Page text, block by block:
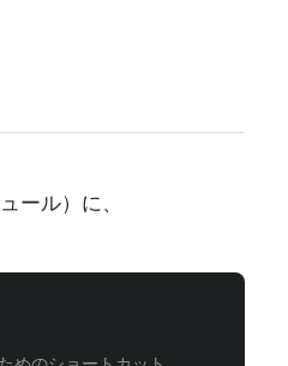
ール）に、